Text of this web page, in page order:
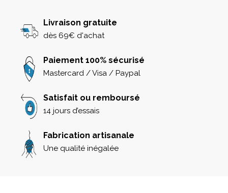
Livraison gratuite
dès 69€ d'achat
Paiement 100% sécurisé
Mastercard / Visa / Paypal
Satisfait ou remboursé
14 jours d’essais
Fabrication artisanale
Une qualité inégalée